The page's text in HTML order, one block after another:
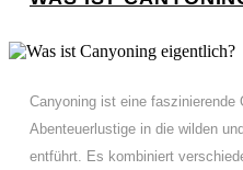
Canyoning ist eine faszinierende
Abenteuerlustige in die wilden
entführt. Es kombiniert